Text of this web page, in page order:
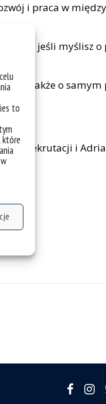
to
i praca w
jeśli myślisz
a także o samym
rekrutacji i